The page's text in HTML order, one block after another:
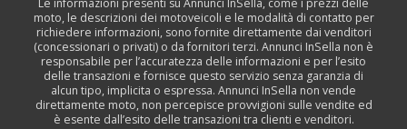
moto, le descrizioni dei motoveicoli e le modalità di contatto per
richiedere informazioni, sono fornite direttamente dai venditori
(concessionari o privati) o da fornitori terzi. Annunci InSella non è
responsabile per l’accuratezza delle informazioni e per l’esito
delle transazioni e fornisce questo servizio senza garanzia di
alcun tipo, implicita o espressa. Annunci InSella non vende
direttamente moto, non percepisce provvigioni sulle vendite ed
è esente dall’esito delle transazioni tra clienti e venditori.